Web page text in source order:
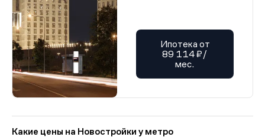
Ипотека от
89 114 ₽/
мес.
Какие цены на Новостройки у метро